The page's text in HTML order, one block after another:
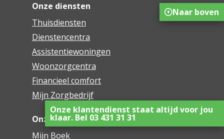
Onze klantendienst staat altijd voor jou
klaar. Bel 03 431 31 31
Onze diensten
Thuisdiensten
Dienstencentra
Assistentiewoningen
Woonzorgcentra
Financieel comfort
Mijn Zorgbedrijf
Onze innovaties
Mijn Boek
Naar boven